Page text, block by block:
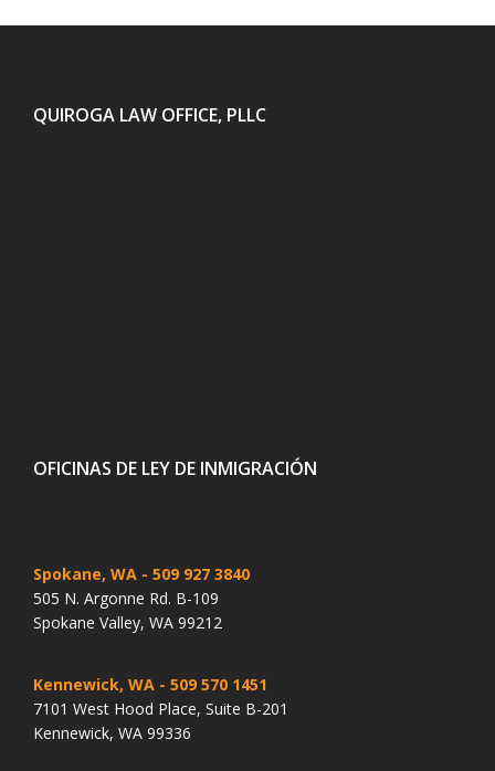
QUIROGA LAW OFFICE, PLLC
OFICINAS DE LEY DE INMIGRACIÓN
Spokane, WA - 509 927 3840
505 N. Argonne Rd. B-109
Spokane Valley, WA 99212
Kennewick, WA - 509 570 1451
7101 West Hood Place, Suite B-201
Kennewick, WA 99336